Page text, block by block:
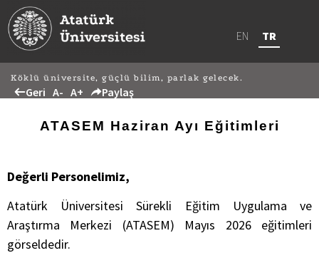
EN TR
Köklü üniversite, güçlü bilim, parlak gelecek.
Geri A- A+ Paylaş
ATASEM Haziran Ayı Eğitimleri
Değerli Personelimiz,
Atatürk Üniversitesi Sürekli Eğitim Uygulama ve
Araştırma Merkezi (ATASEM) Mayıs 2026eğitimleri
görseldedir.